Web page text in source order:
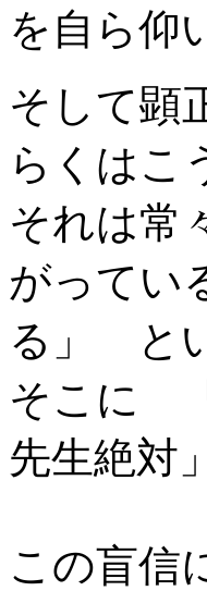
を自ら仰
そして顕
らくは
それは常
がってい
る」 と
そこに
先生絶対
この盲信